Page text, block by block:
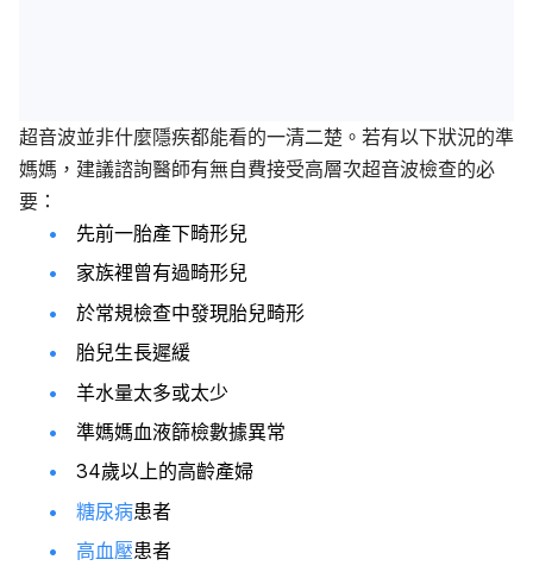
超音波並非什麼隱疾都能看的一清二楚。若有以下狀況的準
媽媽，建議諮詢醫師有無自費接受高層次超音波檢查的必
要：
先前一胎產下畸形兒
家族裡曾有過畸形兒
於常規檢查中發現胎兒畸形
胎兒生長遲緩
羊水量太多或太少
準媽媽血液篩檢數據異常
34歲以上的高齡產婦
糖尿病患者
高血壓患者